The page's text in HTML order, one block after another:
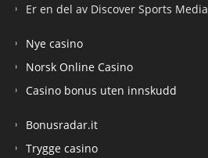
Er en del av Discover Sports Media
Nye casino
Norsk Online Casino
Casino bonus uten innskudd
Bonusradar.it
Trygge casino